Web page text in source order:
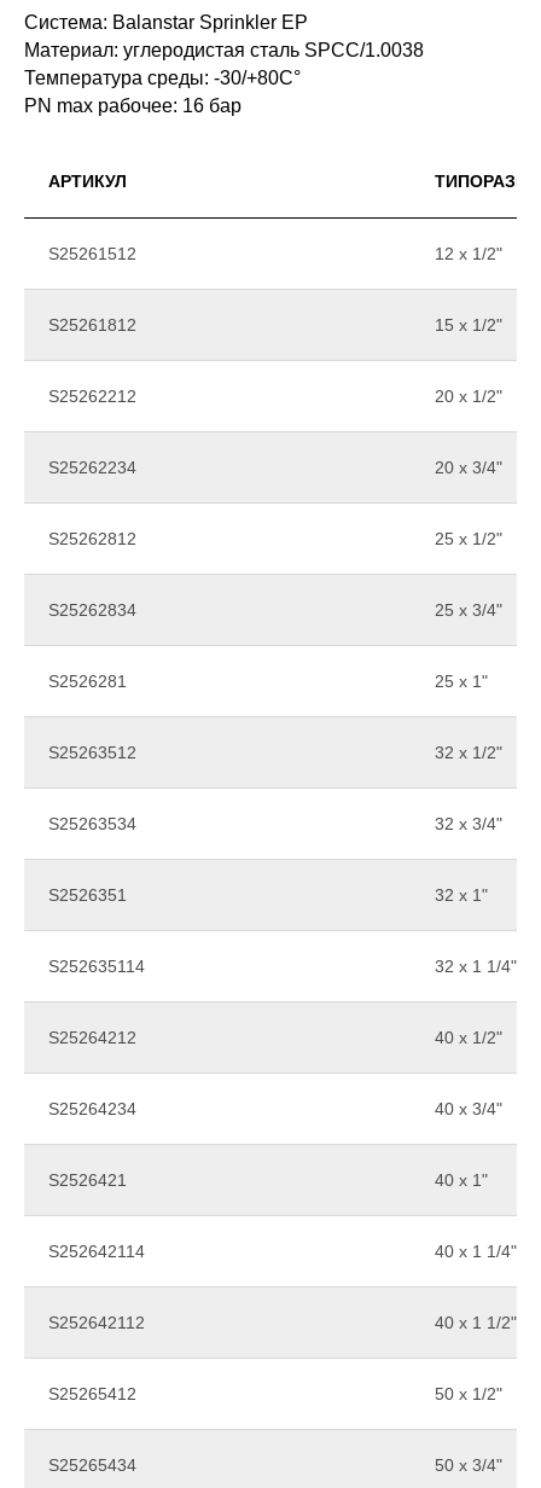
Система: Balanstar Sprinkler EP
Материал: углеродистая сталь SPCC/1.0038
Температура среды: -30/+80С°
PN max рабочее: 16 бар
АРТИКУЛ
S25261512 12 x 1/2"
S25261812 15 x 1/2"
S25262212 20 x 1/2"
S25262234 20 x 3/4"
S25262812 25 x 1/2"
S25262834 25 x 3/4"
S2526281 25 x 1"
S25263512 32 x 1/2"
S25263534 32 x 3/4"
S2526351 32 x 1"
S252635114 32 x 1 1/4"
S25264212 40 x 1/2"
S25264234 40 x 3/4"
S2526421 40 x 1"
S252642114 40 x 1 1/4"
S252642112 40 x 1 1/2"
S25265412 50 x 1/2"
S25265434 50 x 3/4"